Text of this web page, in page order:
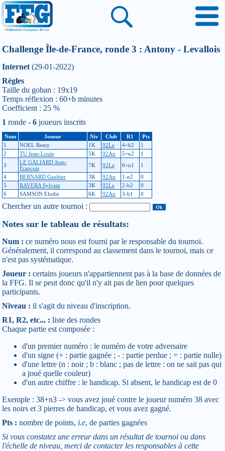
Challenge Île-de-France, ronde 3 : Antony - Levallois
Internet (29-01-2022)
Règles
Taille du goban : 19x19
Temps réflexion : 60+b minutes
Coefficient : 25 %
1 ronde - 6 joueurs inscrits
Num Joueur Niv Club R1
Pts
1
NOEL Remy 1K 92Le 4+b2
1
2
TU Jean-Louis 5K 92An 5+n2
1
3
LE GALIARD Jean-
François
7K 92Le 6+n1
1
4
BERNARD Gaultier 3K 92An 1-n2
0
5
RAVERA Sylvain 3K 92Le 2-b2
0
6
SAMSON Elodie 6K 92An 3-b1 0
Chercher un autre tournoi :
Notes sur le tableau de résultats:
Num : ce numéro nous est fourni par le responsable du tournoi.
Généralement, il correspond au classement dans le tournoi, mais ce
n'est pas systématique.
Joueur : certains joueurs n'appartiennent pas à la base de données de
la FFG. Il se peut donc qu'il n'y ait pas de lien pour quelques
participants.
Niveau : il s'agit du niveau d'inscription.
R1, R2, etc... : liste des rondes
Chaque partie est composée :
d'un premier numéro : le numéro de votre adversaire
d'un signe (+ : partie gagnée ; - : partie perdue ; = : partie nulle)
d'une lettre (n : noir ; b : blanc ; pas de lettre : on ne sait pas qui
a joué quelle couleur)
d'un autre chiffre : le handicap. Si absent, le handicap est de 0
Exemple : 38+n3 -> vous avez joué contre le joueur numéro 38 avec
les noirs et 3 pierres de handicap, et vous avez gagné.
Pts : nombre de points, i.e, de parties gagnées
Si vous constatez une erreur dans un résultat de tournoi ou dans
l'échelle de niveau, merci de contacter les responsables à cette